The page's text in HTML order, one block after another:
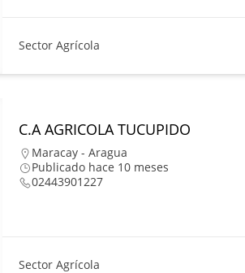
Sector Agrícola
C.A AGRICOLA TUCUPIDO
Maracay - Aragua
Publicado hace 10 meses
02443901227
Sector Agrícola